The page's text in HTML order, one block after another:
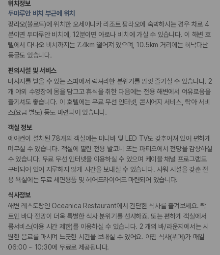
정원
리셉션 서비스
드라이클리닝/세탁서비스
콘시어지 서비스
짐 보관 서비스
웰빙 및 피트니스
피트니스/헬스시설
사우나/스파
액티비티
테니스장
보트투어
스노쿨링
전용해변
당구장
키즈
돌봄 서비스
비즈니스
비즈니스 센터
컨퍼런스 센터
위치정보
두마루안 비치 부근에 위치
팡라오(볼로드)에 위치한 오세아니카 리조트 팡라오에 숙박하시는 경우 차로 4
분이면 두마루안 비치에, 12분이면 아로나 비치에 가실 수 있습니다. 이 해변 호
텔에서 다나오 비치까지는 7.4km 떨어져 있으며, 10.5km 거리에는 히낙다난
동굴도 있습니다.
편의시설 및 서비스
마사지를 받을 수 있는 스파에서 럭셔리한 분위기를 맘껏 즐기실 수 있습니다. 2
개 야외 수영장에 몸을 담그고 휴식을 취한 다음에는 전용 해변에서 여유로움을
즐기셔도 좋습니다. 이 호텔에는 무료 무선 인터넷, 콘시어지 서비스, 탁아 서비
스(요금 별도) 등도 마련되어 있습니다.
객실 정보
에어컨이 설치된 78개의 객실에는 미니바 및 LED TV도 갖추어져 있어 편하게
머무실 수 있습니다. 객실에 딸린 전용 발코니 또는 파티오에서 전망을 감상하실
수 있습니다. 무료 무선 인터넷을 이용하실 수 있으며 케이블 채널 프로그램도
구비되어 있어 지루하지 않게 시간을 보내실 수 있습니다. 샤워 시설을 갖춘 전
용 욕실에는 무료 세면용품 및 헤어드라이어도 마련되어 있습니다.
식사정보
해변 레스토랑인 Oceanica Restaurant에서 간단한 식사를 즐겨보세요. 탁
트인 바다 전망이 더욱 특별한 식사 분위기를 선사하죠. 또는 편하게 객실에서
룸서비스(이용 시간 제한)를 이용하실 수 있습니다. 2 개의 바/라운지에서는 시
원한 음료를 마시며 느긋한 시간을 보내실 수 있어요. 아침 식사(뷔페)가 매일
06:00 ~ 10:30에 무료로 제공됩니다.